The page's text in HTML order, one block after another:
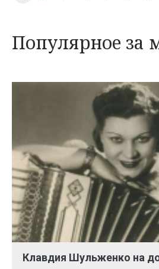
Популярное за
Клавдия Шульженко на